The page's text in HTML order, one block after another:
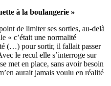
à la boulangerie »
de limiter ses sorties, au-delà
« c’était une normalité
(…) pour sortir, il fallait passer
le recul elle s’interroge sur
met en place, sans avoir besoin
aurait jamais voulu en réalité